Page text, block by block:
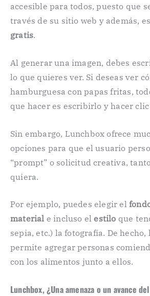
accesible para todos, puesto que
través de su sitio web y además,
gratis.
Al generar una imagen, debes
lo que quieres ver. Si deseas ver
hamburguesa con papas fritas,
que hacer es escribirlo y hacer clic
Sin embargo, Lunchbox ofrece
opciones para que el usuario
“prompt” o solicitud creativa,
quiera.
Por ejemplo, puedes elegir el
material e incluso elestilo que
sepia, etc.) la fotografía. De
permite agregar personas
con los alimentos junto a ellos.
Lunchbox, ¿Una amenaza o un avance